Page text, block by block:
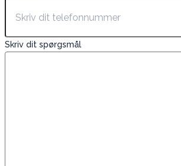
Skriv dit spørgsmål